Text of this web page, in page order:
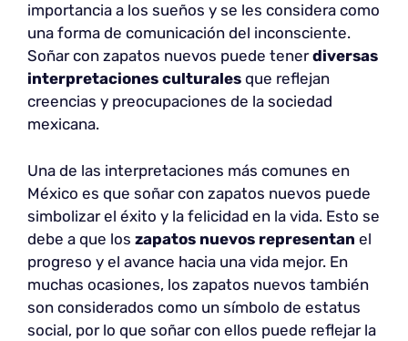
importancia a los sueños y se les considera como
una forma de comunicación del inconsciente.
Soñar con zapatos nuevos puede tenerdiversas
interpretaciones culturales que reflejan
creencias y preocupaciones de la sociedad
mexicana.
Una de las interpretaciones más comunes en
México es que soñar con zapatos nuevos puede
simbolizar el éxito y la felicidad en la vida. Esto se
debe a que los zapatos nuevos representan el
progreso y el avance hacia una vida mejor. En
muchas ocasiones, los zapatos nuevos también
son considerados como un símbolo de estatus
social, por lo que soñar con ellos puede reflejar la